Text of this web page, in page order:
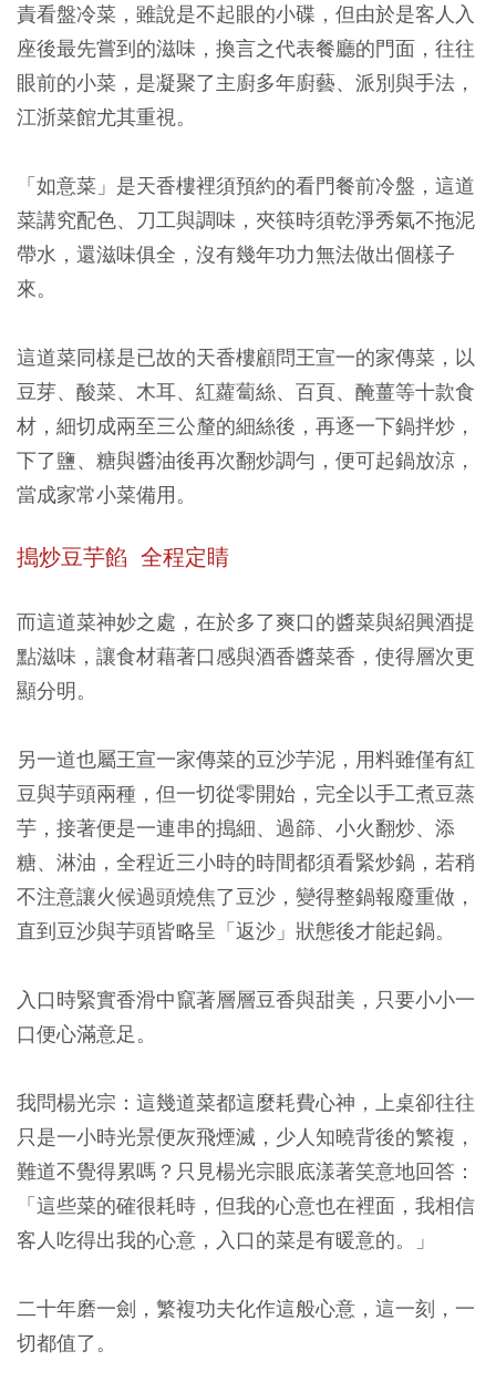
責看盤冷菜，雖說是不起眼的小碟，但由於是客人入
座後最先嘗到的滋味，換言之代表餐廳的門面，往往
眼前的小菜，是凝聚了主廚多年廚藝、派別與手法，
江浙菜館尤其重視。
「如意菜」是天香樓裡須預約的看門餐前冷盤，這道
菜講究配色、刀工與調味，夾筷時須乾淨秀氣不拖泥
帶水，還滋味俱全，沒有幾年功力無法做出個樣子
來。
這道菜同樣是已故的天香樓顧問王宣一的家傳菜，以
豆芽、酸菜、木耳、紅蘿蔔絲、百頁、醃薑等十款食
材，細切成兩至三公釐的細絲後，再逐一下鍋拌炒，
下了鹽、糖與醬油後再次翻炒調勻，便可起鍋放涼，
當成家常小菜備用。
搗炒豆芋餡 全程定睛
而這道菜神妙之處，在於多了爽口的醬菜與紹興酒提
點滋味，讓食材藉著口感與酒香醬菜香，使得層次更
顯分明。
另一道也屬王宣一家傳菜的豆沙芋泥，用料雖僅有紅
豆與芋頭兩種，但一切從零開始，完全以手工煮豆蒸
芋，接著便是一連串的搗細、過篩、小火翻炒、添
糖、淋油，全程近三小時的時間都須看緊炒鍋，若稍
不注意讓火候過頭燒焦了豆沙，變得整鍋報廢重做，
直到豆沙與芋頭皆略呈「返沙」狀態後才能起鍋。
入口時緊實香滑中竄著層層豆香與甜美，只要小小一
口便心滿意足。
我問楊光宗：這幾道菜都這麼耗費心神，上桌卻往往
只是一小時光景便灰飛煙滅，少人知曉背後的繁複，
難道不覺得累嗎？只見楊光宗眼底漾著笑意地回答：
「這些菜的確很耗時，但我的心意也在裡面，我相信
客人吃得出我的心意，入口的菜是有暖意的。」
二十年磨一劍，繁複功夫化作這般心意，這一刻，一
切都值了。